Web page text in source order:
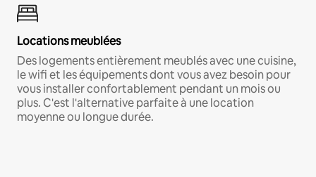
Locations meublées
Des logements entièrement meublés avec une cuisine,
le wifi et les équipements dont vous avez besoin pour
vous installer confortablement pendant un mois ou
plus. C'est l'alternative parfaite à une location
moyenne ou longue durée.